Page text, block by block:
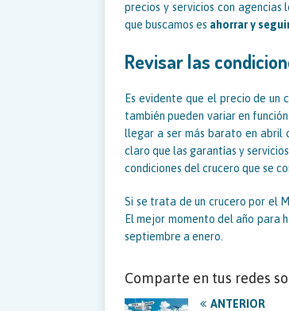
precios y servicios con
que buscamos es ahorrar y
Revisar las
Es evidente que el precio de un
también pueden variar en
llegar a ser más barato en abril
claro que las garantías y
condiciones del crucero que se
Si se trata de un crucero por el
El mejor momento del año para
septiembre a enero.
Comparte en tus redes
ANTERIOR